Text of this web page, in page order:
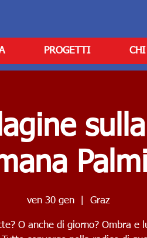
PROGETTI CHI
ven 30 gen Graz
O anche di giorno? Ombra e